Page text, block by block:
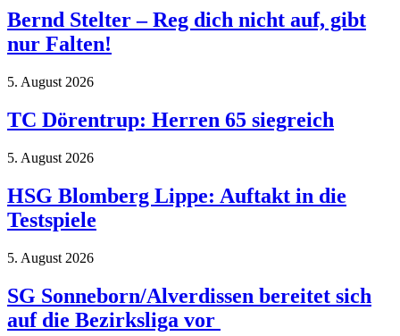
Bernd Stelter – Reg dich nicht auf, gibt
nur Falten!
5. August 2026
TC Dörentrup: Herren 65 siegreich
5. August 2026
HSG Blomberg Lippe: Auftakt in die
Testspiele
5. August 2026
SG Sonneborn/Alverdissen bereitet sich
auf die Bezirksliga vor